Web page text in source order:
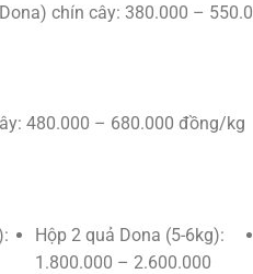
chín cây: 380.000 –
480.000 – 680.000 đồng/kg
Hộp 2 quả Dona (5-6kg):
1.800.000 – 2.600.000